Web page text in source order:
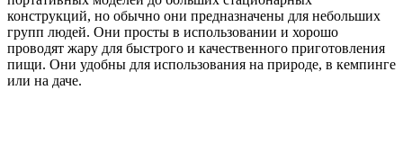
конструкций, но обычно они предназначены для небольших
групп людей. Они просты в использовании и хорошо
проводят жару для быстрого и качественного приготовления
пищи. Они удобны для использования на природе, в кемпинге
или на даче.